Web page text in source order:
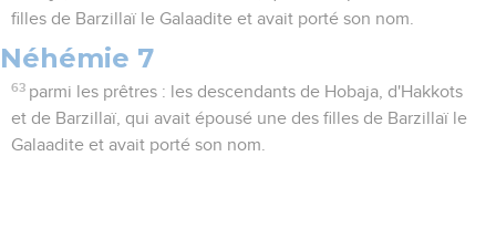
filles de Barzillaï le Galaadite et avait porté son nom.
Néhémie 7
63 parmi les prêtres : les descendants de Hobaja, d'Hakkots
et de Barzillaï, qui avait épousé une des filles de Barzillaï le
Galaadite et avait porté son nom.